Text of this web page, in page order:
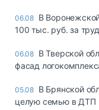
06.08 В
100 тыс. руб. за
06.08 В Тверской
фасад
05.08 В Брянской
целую семью в ДТП